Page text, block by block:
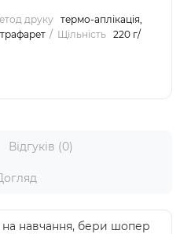
друку
термо-аплікація,
Щільність 220 г/
Відгуків (0)
на навчання, бери шопер